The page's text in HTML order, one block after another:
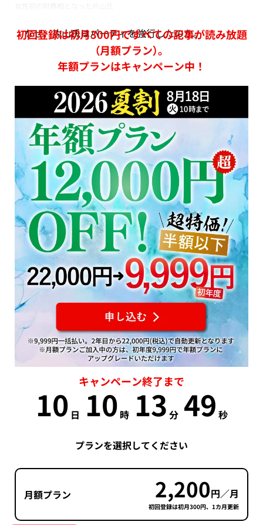
なぜ、片山氏はパーティを強行したのか。
初回登録は初月300円ですべての記事が読み放題
（月額プラン）。
年額プランはキャンペーン中！
キャンペーン終了まで
10 日 10 時 13 分 48 秒
プランを選択してください
月額プラン 2,200円／月
初回登録は初月300円、1カ月更新